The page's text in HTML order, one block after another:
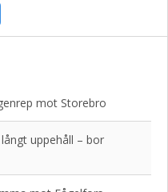
mot Storebro
uppehåll – bor